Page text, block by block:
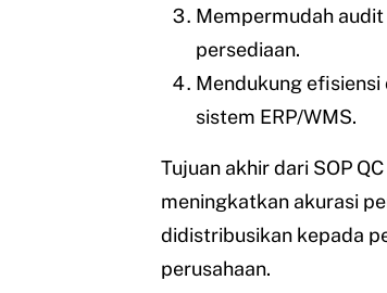
Mempermudah
persediaan.
Mendukung
sistem ERP/WMS.
Tujuan akhir dari SOP
meningkatkan akurasi
didistribusikan kepada
perusahaan.